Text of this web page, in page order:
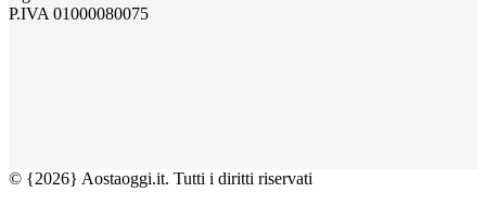
P.IVA 01000080075
© {2026} Aostaoggi.it. Tutti i diritti riservati